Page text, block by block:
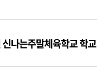
나는주말체육학교 학